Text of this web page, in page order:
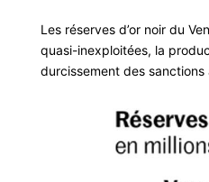
Les réserves d’or noir du
quasi-inexploitées, la
durcissement des sanctions